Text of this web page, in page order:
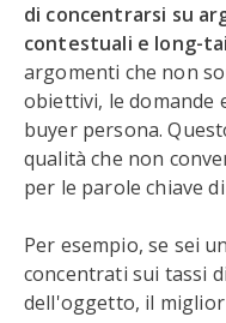
di concentrarsi su
contestuali e long-
argomenti che non
obiettivi, le domande
buyer persona.
qualità che non
per le parole chiave
Per esempio, se sei
concentrati sui tassi
dell'oggetto, il miglior